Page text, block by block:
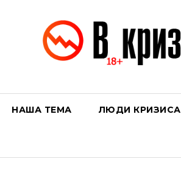
НАША ТЕМА ЛЮДИ КРИЗИСА